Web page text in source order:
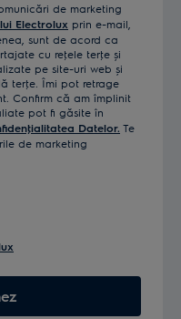
EP71HB14UV
EP71UB14DB
de marketing
Electrolux prin e-mail,
sunt de acord ca
cu reţele terţe și
pe site-uri web și
terţe. Îmi pot retrage
Confirm că am împlinit
pot fi găsite în
Datelor. Te
de marketing